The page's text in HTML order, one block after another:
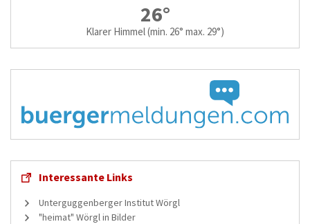
26°
Klarer Himmel(min. 26° max. 29°)
Interessante Links
Unterguggenberger Institut Wörgl
"heimat" Wörgl in Bilder